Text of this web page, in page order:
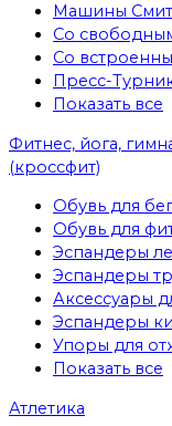
Машины
Со
Со
Пресс-
Показать все
Фитнес, йога,
(кроссфит)
Обувь для
Обувь для
Эспандеры
Эспандеры
Аксессуары
Эспандеры
Упоры для
Показать все
Атлетика